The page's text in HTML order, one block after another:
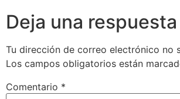
Deja una respuesta
Tu dirección de correo electrónico no
Los campos obligatorios están
Comentario *